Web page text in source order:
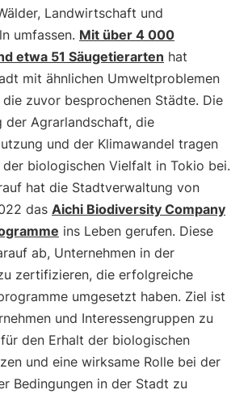
Landwirtschaft und
umfassen. Mit über 4 000
etwa 51 Säugetierarten hat
mit ähnlichen Umweltproblemen
zuvor besprochenen Städte. Die
der Agrarlandschaft, die
und der Klimawandel tragen
biologischen Vielfalt in Tokio bei.
hat die Stadtverwaltung von
das Aichi Biodiversity Company
ins Leben gerufen. Diese
ab, Unternehmen in der
zertifizieren, die erfolgreiche
umgesetzt haben. Ziel ist
und Interessengruppen zu
den Erhalt der biologischen
und eine wirksame Rolle bei der
Bedingungen in der Stadt zu